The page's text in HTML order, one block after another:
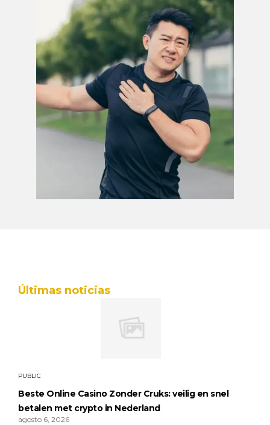
Últimas noticias
PUBLIC
Beste Online Casino Zonder Cruks: veilig en snel
betalen met crypto in Nederland
agosto 6, 2026